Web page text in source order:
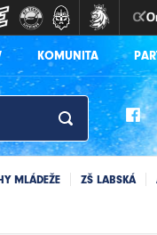
KOMUNITA
MLÁDEŽE ZŠ LABSKÁ